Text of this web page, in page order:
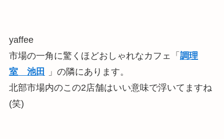
yaffee
市場の一角に驚くほどおしゃれなカフェ「 調理
室 池田
」の隣にあります。
北部市場内のこの2店舗はいい意味で浮いてますね
(笑)